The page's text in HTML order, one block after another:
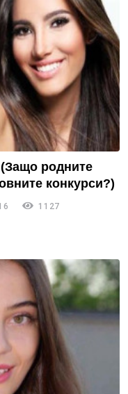
родните
конкурси?)
1127